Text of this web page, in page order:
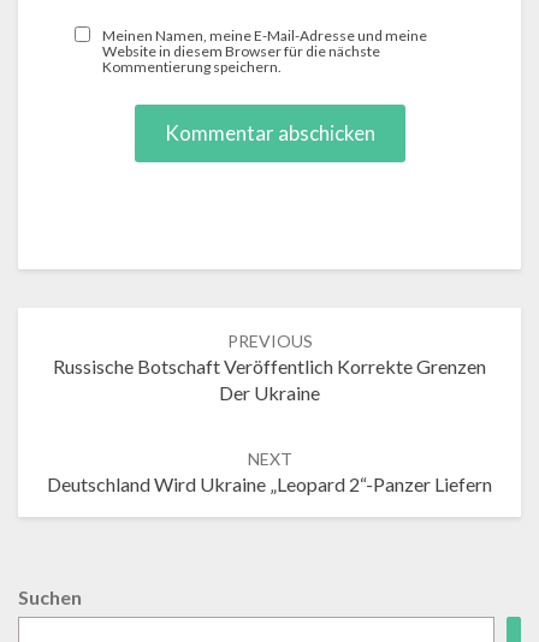
Meinen Namen, meine E-Mail-Adresse und meine
Website in diesem Browser für die nächste
Kommentierung speichern.
PREVIOUS
Russische Botschaft Veröffentlich Korrekte Grenzen
Der Ukraine
NEXT
Deutschland Wird Ukraine „Leopard 2“-Panzer Liefern
Suchen